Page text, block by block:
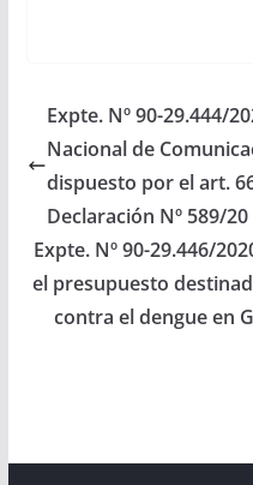
oficial, un recuadro
con la interpretación
de Lengua de Señas
Argentina – Español
(LSA)…
Expte. Nº 90-29.444/
Nacional de
dispuesto por el art.
Declaración Nº 589/20
Expte. Nº 90-29.446/
el presupuesto
contra el dengue en